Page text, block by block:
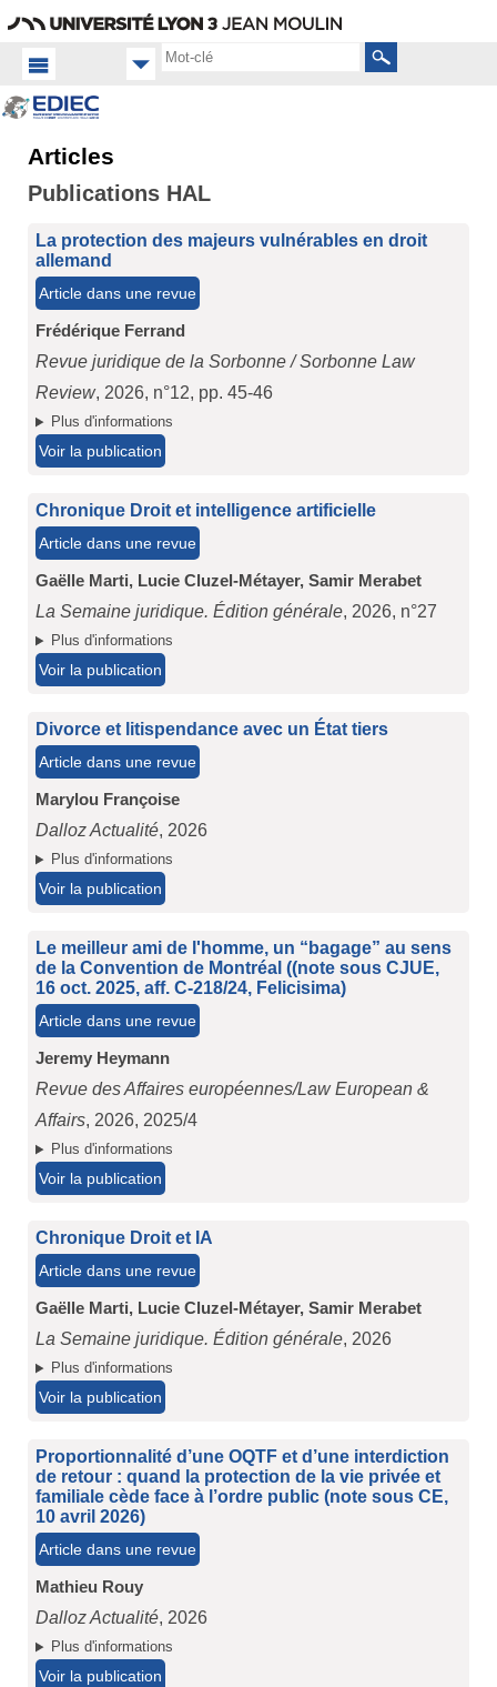
Rechercher
Accueil FR
Productions
Articles
Articles
Publications HAL
La protection des majeurs vulnérables en droit
allemand
Article dans une revue
Frédérique Ferrand
Revue juridique de la Sorbonne / Sorbonne Law
Review, 2026, n°12, pp. 45-46
Plus d'informations
Voir la publication
Chronique Droit et intelligence artificielle
Article dans une revue
Gaëlle Marti, Lucie Cluzel-Métayer, Samir Merabet
La Semaine juridique. Édition générale, 2026, n°27
Plus d'informations
Voir la publication
Divorce et litispendance avec un État tiers
Article dans une revue
Marylou Françoise
Dalloz Actualité, 2026
Plus d'informations
Voir la publication
Le meilleur ami de l'homme, un “bagage” au sens
de la Convention de Montréal ((note sous CJUE,
16 oct. 2025, aff. C-218/24, Felicisima)
Article dans une revue
Jeremy Heymann
Revue des Affaires européennes/Law European &
Affairs, 2026, 2025/4
Plus d'informations
Voir la publication
Chronique Droit et IA
Article dans une revue
Gaëlle Marti, Lucie Cluzel-Métayer, Samir Merabet
La Semaine juridique. Édition générale, 2026
Plus d'informations
Voir la publication
Proportionnalité d’une OQTF et d’une interdiction
de retour : quand la protection de la vie privée et
familiale cède face à l’ordre public (note sous CE,
10 avril 2026)
Article dans une revue
Mathieu Rouy
Dalloz Actualité, 2026
Plus d'informations
Voir la publication